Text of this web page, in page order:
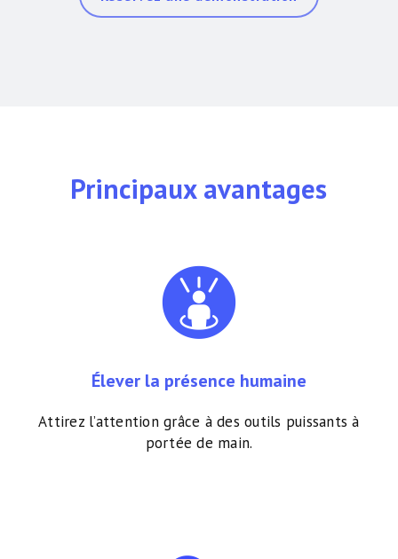
Principaux avantages
Élever la présence humaine
Attirez l’attention grâce à des outils puissants à
portée de main.